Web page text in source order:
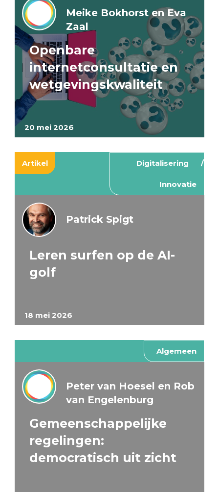
20 mei 2026
Meike Bokhorst en Eva
Zaal
Openbare
internetconsultatie en
wetgevingskwaliteit
Artikel Digitalisering
Innovatie
18 mei 2026
Patrick Spigt
Leren surfen op de AI-
golf
Algemeen
Peter van Hoesel en Rob
van Engelenburg
Gemeenschappelijke
regelingen:
democratisch uit zicht